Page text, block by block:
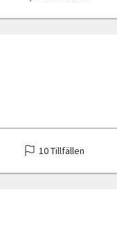
10 Tillfällen